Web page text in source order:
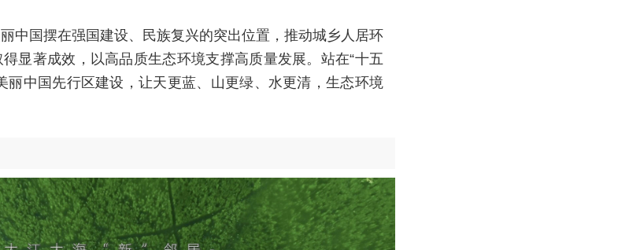
中国摆在强国建设、民族复兴的突出位置，推动城乡人居环
显著成效，以高品质生态环境支撑高质量发展。站在“十五
丽中国先行区建设，让天更蓝、山更绿、水更清，生态环境